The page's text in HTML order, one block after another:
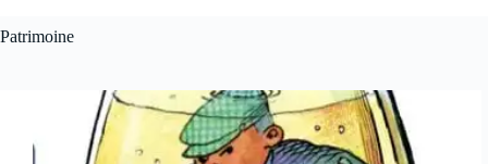
Patrimoine